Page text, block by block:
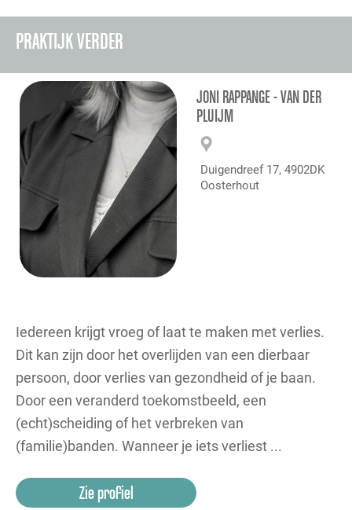
PRAKTIJK VERDER
JONI RAPPANGE - VAN DER
PLUIJM
Duigendreef 17, 4902DK
Oosterhout
Iedereen krijgt vroeg of laat te maken met verlies.
Dit kan zijn door het overlijden van een dierbaar
persoon, door verlies van gezondheid of je baan.
Door een veranderd toekomstbeeld, een
(echt)scheiding of het verbreken van
(familie)banden. Wanneer je iets verliest ...
Zie profiel